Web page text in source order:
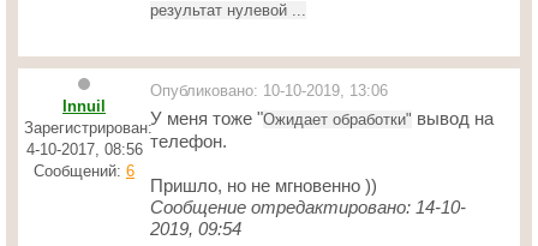
результат нулевой ...
Innuil
Зарегистрирован:
4-10-2017, 08:56
Сообщений: 6
Опубликовано: 10-10-2019, 13:06
У меня тоже "Ожидает обработки" вывод на
телефон.
Пришло, но не мгновенно ))
Сообщение отредактировано: 14-10-
2019, 09:54